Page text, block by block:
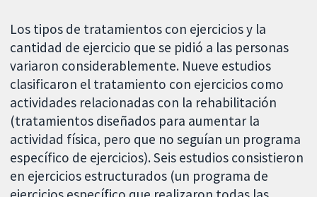
Los tipos de tratamientos con ejercicios y la
cantidad de ejercicio que se pidió a las personas
variaron considerablemente. Nueve estudios
clasificaron el tratamiento con ejercicios como
actividades relacionadas con la rehabilitación
(tratamientos diseñados para aumentar la
actividad física, pero que no seguían un programa
específico de ejercicios). Seis estudios consistieron
en ejercicios estructurados (un programa de